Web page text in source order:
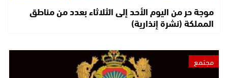
موجة حر من اليوم الأحد إلى الثلاثاء بعدد من مناطق
المملكة (نشرة إنذارية)
مجتمع